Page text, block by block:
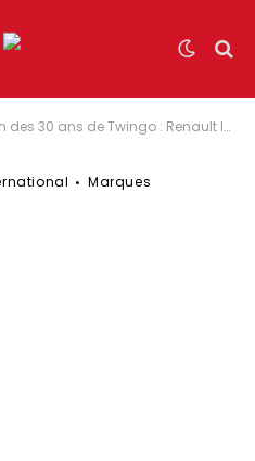
lance « reinvent Twingo » invitant les participants à imaginer leur propre Twingo grâce à l’intelligence artificielle
Marques